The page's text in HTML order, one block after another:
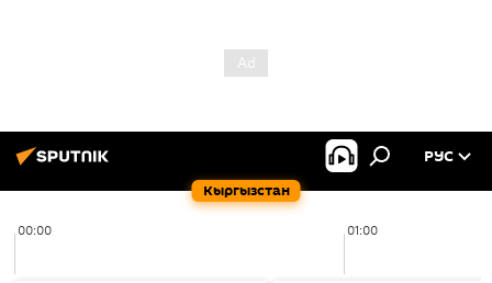
Кыргызстан
РУС
00:00 01:00